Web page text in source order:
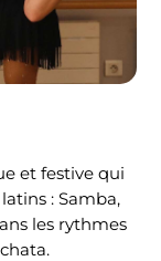
et festive qui
: Samba,
les rythmes